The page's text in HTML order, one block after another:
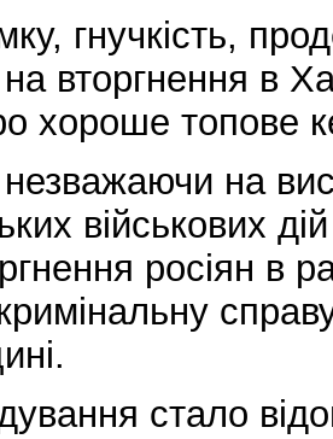
гнучкість,
на вторгнення в
хороше топове
на
військових
росіян в
стало